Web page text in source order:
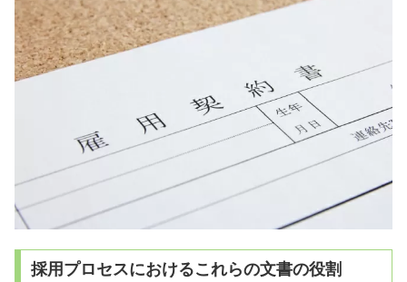
採用プロセスにおけるこれらの文書の役割